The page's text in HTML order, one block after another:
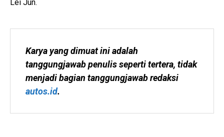
Lei Jun.
Karya yang dimuat ini adalah
tanggungjawab penulis seperti tertera, tidak
autos.id.